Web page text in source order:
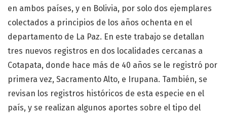
en ambos países, y en Bolivia, por solo dos ejemplares
colectados a principios de los años ochenta en el
departamento de La Paz. En este trabajo se detallan
tres nuevos registros en dos localidades cercanas a
Cotapata, donde hace más de 40 años se le registró por
primera vez, Sacramento Alto, e Irupana. También, se
revisan los registros históricos de esta especie en el
país, y se realizan algunos aportes sobre el tipo del